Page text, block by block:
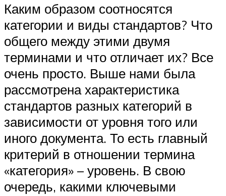
Каким образом соотносятся
категории и виды стандартов? Что
общего между этими двумя
терминами и что отличает их? Все
очень просто. Выше нами была
рассмотрена характеристика
стандартов разных категорий в
зависимости от уровня того или
иного документа. То есть главный
критерий в отношении термина
«категория» – уровень. В свою
очередь, какими ключевыми